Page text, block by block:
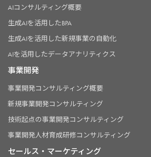
AIコンサルティング概要
生成AIを活用したBPA
生成AIを活用した新規事業の自動化
AIを活用したデータアナリティクス
事業開発
事業開発コンサルティング概要
新規事業開発コンサルティング
技術起点の事業開発コンサルティング
事業開発人材育成研修コンサルティング
セールス・マーケティング